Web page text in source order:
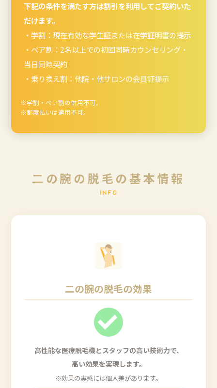
下記の条件を満たす方は割引を利用してご契約いた
だけます。
・学割：現在有効な学生証または在学証明書の提示
・ペア割：2名以上での初回同時カウンセリング・
当日同時契約
・乗り換え割：他院・他サロンの会員証提示
※学割・ぺア割の併用不可。
※都度払いは適用不可。
二 の 腕 の 脱 毛 の基本情報
I N F O
二の腕の脱毛の効果
高性能な医療脱毛機とスタッフの高い技術力で、
高い効果を実現します。
※効果の実感には個人差があります。